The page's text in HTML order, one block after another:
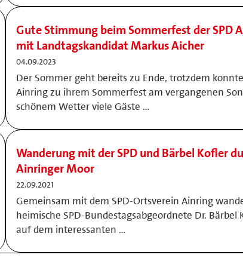
Gute Stimmung beim Sommerfest der SPD
mit Landtagskandidat Markus Aicher
04.09.2023
Der Sommer geht bereits zu Ende, trotzdem
Ainring zu ihrem Sommerfest am vergangenen
schönem Wetter viele Gäste …
Wanderung mit der SPD und Bärbel Kofler
Ainringer Moor
22.09.2021
Gemeinsam mit dem SPD-Ortsverein Ainring
heimische SPD-Bundestagsabgeordnete Dr. Bärbel
auf dem interessanten …